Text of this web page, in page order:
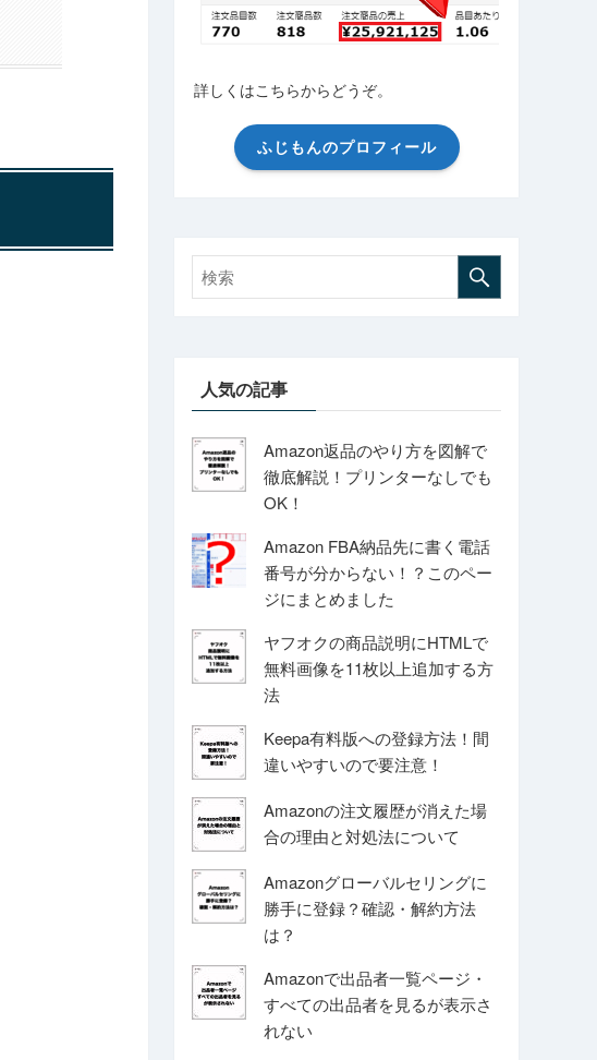
詳しくはこちらからどうぞ。
ふじもんのプロフィール
人気の記事
Amazon返品のやり方を図解で
徹底解説！プリンターなしでも
OK！
Amazon FBA納品先に書く電話
番号が分からない！？このペー
ジにまとめました
ヤフオクの商品説明にHTMLで
無料画像を11枚以上追加する方
法
Keepa有料版への登録方法！間
違いやすいので要注意！
Amazonの注文履歴が消えた場
合の理由と対処法について
Amazonグローバルセリングに
勝手に登録？確認・解約方法
は？
Amazonで出品者一覧ページ・
すべての出品者を見るが表示さ
れない